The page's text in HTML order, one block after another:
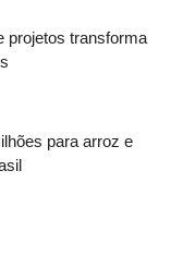
projetos transforma
para arroz e